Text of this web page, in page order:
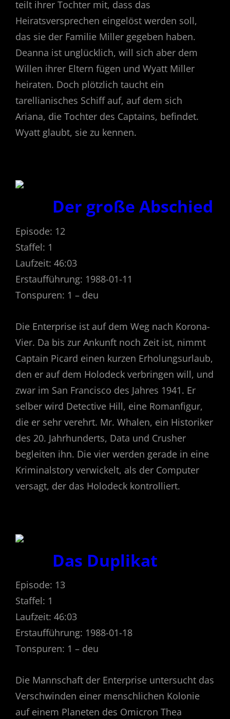
teilt ihrer Tochter mit, dass das
Heiratsversprechen eingelöst werden soll,
das sie der Familie Miller gegeben haben.
Deanna ist unglücklich, will sich aber dem
Willen ihrer Eltern fügen und Wyatt Miller
heiraten. Doch plötzlich taucht ein
tarellianisches Schiff auf, auf dem sich
Ariana, die Tochter des Captains, befindet.
Wyatt glaubt, sie zu kennen.
Der große Abschied
Episode: 12
Staffel: 1
Laufzeit: 46:03
Erstaufführung: 1988-01-11
Tonspuren: 1 – deu
Die Enterprise ist auf dem Weg nach Korona-
Vier. Da bis zur Ankunft noch Zeit ist, nimmt
Captain Picard einen kurzen Erholungsurlaub,
den er auf dem Holodeck verbringen will, und
zwar im San Francisco des Jahres 1941. Er
selber wird Detective Hill, eine Romanfigur,
die er sehr verehrt. Mr. Whalen, ein Historiker
des 20. Jahrhunderts, Data und Crusher
begleiten ihn. Die vier werden gerade in eine
Kriminalstory verwickelt, als der Computer
versagt, der das Holodeck kontrolliert.
Das Duplikat
Episode: 13
Staffel: 1
Laufzeit: 46:03
Erstaufführung: 1988-01-18
Tonspuren: 1 – deu
Die Mannschaft der Enterprise untersucht das
Verschwinden einer menschlichen Kolonie
auf einem Planeten des Omicron Thea